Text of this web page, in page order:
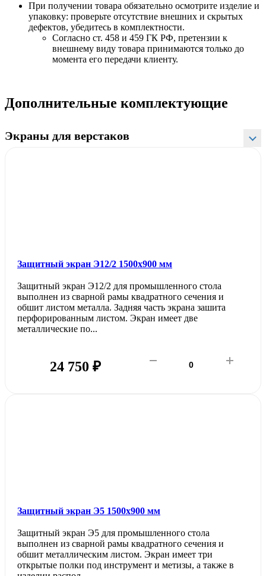
При получении товара обязательно осмотрите изделие и
упаковку: проверьте отсутствие внешних и скрытых
дефектов, убедитесь в комплектности.
Согласно ст. 458 и 459 ГК РФ, претензии к
внешнему виду товара принимаются только до
момента его передачи клиенту.
Дополнительные комплектующие
Экраны для верстаков
Защитный экран Э12/2 1500х900 мм
Защитный экран Э12/2 для промышленного стола
выполнен из сварной рамы квадратного сечения и
обшит листом металла. Задняя часть экрана зашита
перфорированным листом. Экран имеет две
металлические по...
24 750 ₽
Защитный экран Э5 1500х900 мм
Защитный экран Э5 для промышленного стола
выполнен из сварной рамы квадратного сечения и
обшит металлическим листом. Экран имеет три
открытые полки под инструмент и метизы, а также в